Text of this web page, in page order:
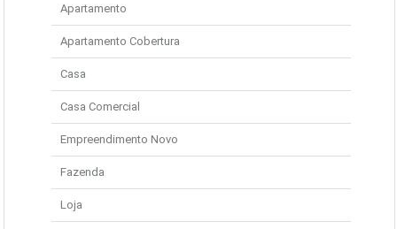
Apartamento
Apartamento Cobertura
Casa
Casa Comercial
Empreendimento Novo
Fazenda
Loja